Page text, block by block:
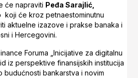
će napraviti Peđa Sarajlić,
koji će kroz petnaestominutnu
aktuelne izazove i prakse banaka i
i Hercegovini.
Foruma „Inicijative za digitalnu
iz perspektive finansijskih institucija
budućnosti bankarstva i novim